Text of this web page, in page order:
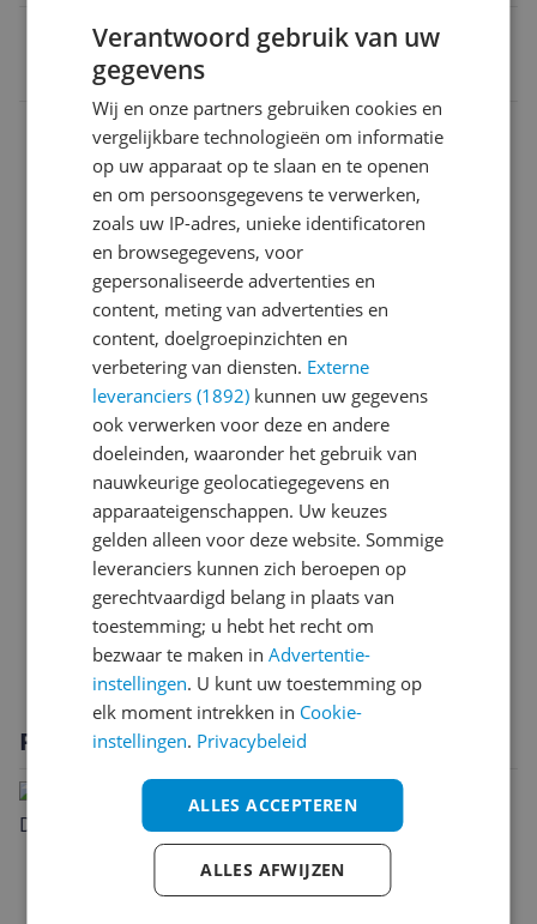
5706751081910
Aansluitingen
Algemeen
Bandje
Batterij
Connectiviteit
Horlogekast
Meetwaarden
Mogelijke vereisten instellen en gebruik
Productinformatie
Scherm
Technisch
Verpakking
Productomschrijving
Verantwoord gebruik van uw
gegevens
Wij en onze partners gebruiken cookies en
vergelijkbare technologieën om informatie
op uw apparaat op te slaan en te openen
en om persoonsgegevens te verwerken,
zoals uw IP-adres, unieke identificatoren
en browsegegevens, voor
gepersonaliseerde advertenties en
content, meting van advertenties en
content, doelgroepinzichten en
verbetering van diensten. Externe
leveranciers (1892) kunnen uw gegevens
ook verwerken voor deze en andere
doeleinden, waaronder het gebruik van
nauwkeurige geolocatiegegevens en
apparaateigenschappen. Uw keuzes
gelden alleen voor deze website. Sommige
leveranciers kunnen zich beroepen op
gerechtvaardigd belang in plaats van
toestemming; u hebt het recht om
bezwaar te maken inAdvertentie-
instellingen. U kunt uw toestemming op
elk moment intrekken in Cookie-
instellingen. Privacybeleid
ALLES ACCEPTEREN
ALLES AFWIJZEN